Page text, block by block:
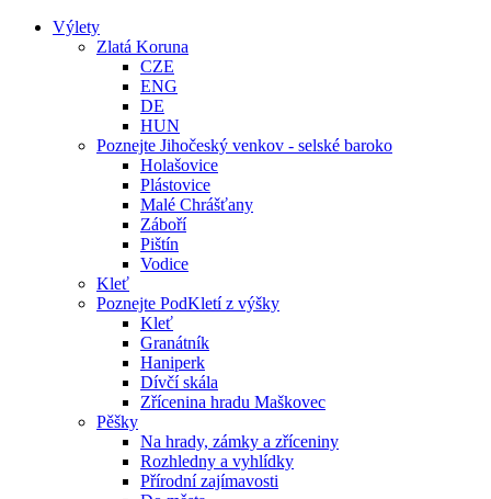
Výlety
Zlatá Koruna
CZE
ENG
DE
HUN
Poznejte Jihočeský venkov - selské baroko
Holašovice
Plástovice
Malé Chrášťany
Záboří
Pištín
Vodice
Kleť
Poznejte PodKletí z výšky
Kleť
Granátník
Haniperk
Dívčí skála
Zřícenina hradu Maškovec
Pěšky
Na hrady, zámky a zříceniny
Rozhledny a vyhlídky
Přírodní zajímavosti